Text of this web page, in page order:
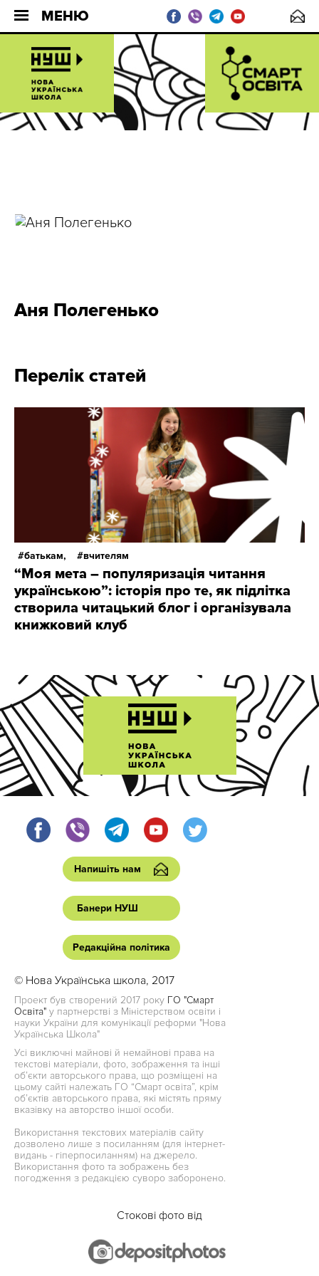
МЕНЮ
Аня Полегенько
Перелік статей
батькам, вчителям
“Моя мета – популяризація читання
українською”: історія про те, як підлітка
створила читацький блог і організувала
книжковий клуб
Напишіть нам
Банери НУШ
Редакційна політика
© Нова Українська школа, 2017
Проект був створений 2017 року ГО "Смарт
Освіта" у партнерстві з Міністерством освіти і
науки України для комунікації реформи "Нова
Українська Школа"
Усі виключні майнові й немайнові права на
текстові матеріали, фото, зображення та інші
об’єкти авторського права, що розміщені на
цьому сайті належать ГО “Смарт освіта”, крім
об’єктів авторського права, які містять пряму
вказівку на авторство іншої особи.
Використання текстових матеріалів сайту
дозволено лише з посиланням (для інтернет-
видань - гіперпосиланням) на джерело.
Використання фото та зображень без
погодження з редакцією суворо заборонено.
Стокові фото від